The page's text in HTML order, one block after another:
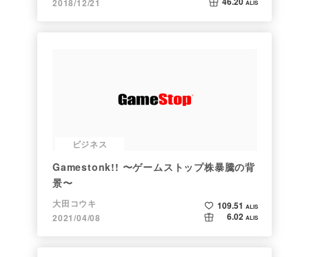
2018/12/21 ALIS
ビジネス
Gamestonk!! 〜ゲームストップ株暴騰の背
景〜
大田コウキ
2021/04/08
109.51 ALIS
6.02 ALIS